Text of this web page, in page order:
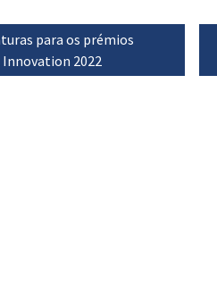
para os prémios
2022